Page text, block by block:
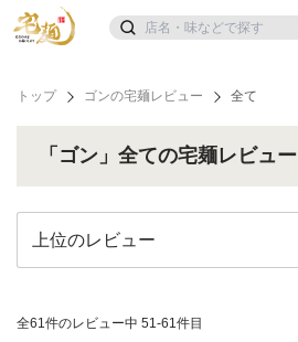
トップ ゴンの宅麺レビュー 全て
「ゴン」全ての宅麺レビュー
全61件のレビュー中 51-61件目